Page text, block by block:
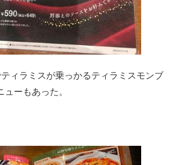
ィラミスが乗っかるティラミスモンブ
ーもあった。